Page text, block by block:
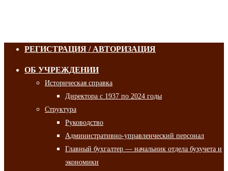
РЕГИСТРАЦИЯ / АВТОРИЗАЦИЯ
ОБ УЧРЕЖДЕНИИ
Историческая справка
Директора с 1937 по 2024 годы
Структура
Руководство
Административно-управленческий персонал
Главный бухгалтер — начальник отдела бухучета и
экономики